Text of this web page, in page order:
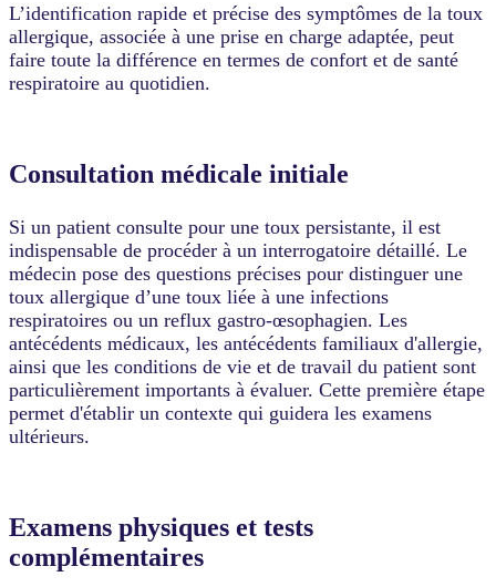
L’identification rapide et précise des symptômes de la toux
allergique, associée à une prise en charge adaptée, peut
faire toute la différence en termes de confort et de santé
respiratoire au quotidien.
Consultation médicale initiale
Si un patient consulte pour une toux persistante, il est
indispensable de procéder à un interrogatoire détaillé. Le
médecin pose des questions précises pour distinguer une
toux allergique d’une toux liée à une infections
respiratoires ou un reflux gastro-œsophagien. Les
antécédents médicaux, les antécédents familiaux d'allergie,
ainsi que les conditions de vie et de travail du patient sont
particulièrement importants à évaluer. Cette première étape
permet d'établir un contexte qui guidera les examens
ultérieurs.
Examens physiques et tests
complémentaires